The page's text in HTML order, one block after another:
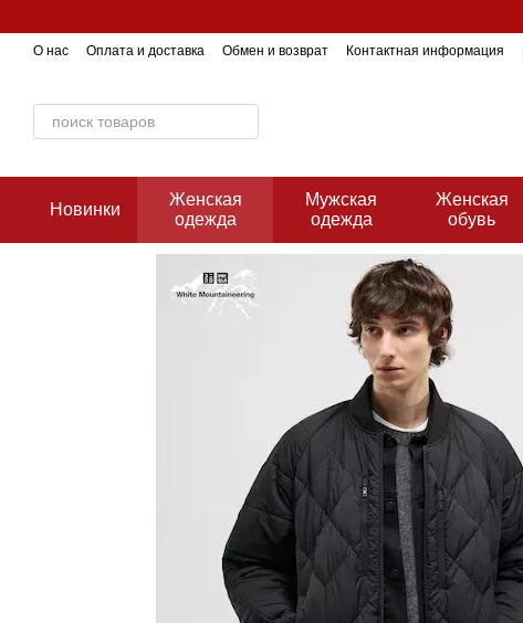
О нас Оплата и доставка Обмен и возврат Контактная информация
Новинки
Женская
одежда
Мужская
одежда
Женская
обувь